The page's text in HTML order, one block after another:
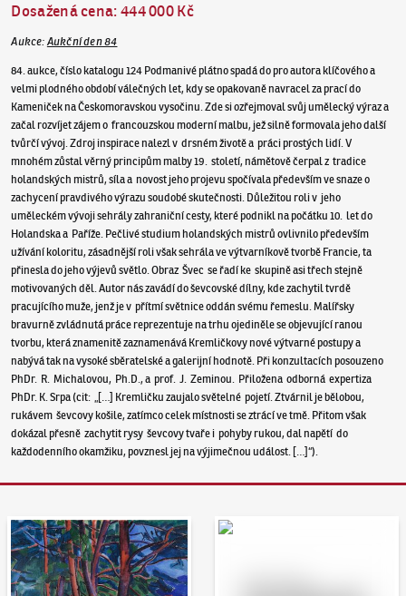
Dosažená cena:444 000 Kč
Aukce: Aukční den 84
84. aukce, číslo katalogu 124 Podmanivé plátno spadá do pro autora klíčového a
velmi plodného období válečných let, kdy se opakovaně navracel za prací do
Kameniček na Českomoravskou vysočinu. Zde si ozřejmoval svůj umělecký výraz a
začal rozvíjet zájem o francouzskou moderní malbu, jež silně formovala jeho další
tvůrčí vývoj. Zdroj inspirace nalezl v drsném životě a práci prostých lidí. V
mnohém zůstal věrný principům malby 19. století, námětově čerpal z tradice
holandských mistrů, síla a novost jeho projevu spočívala především ve snaze o
zachycení pravdivého výrazu soudobé skutečnosti. Důležitou roli v jeho
uměleckém vývoji sehrály zahraniční cesty, které podnikl na počátku 10. let do
Holandska a Paříže. Pečlivé studium holandských mistrů ovlivnilo především
užívání koloritu, zásadnější roli však sehrála ve výtvarníkově tvorbě Francie, ta
přinesla do jeho výjevů světlo. Obraz Švec se řadí ke skupině asi třech stejně
motivovaných děl. Autor nás zavádí do ševcovské dílny, kde zachytil tvrdě
pracujícího muže, jenž je v přítmí světnice oddán svému řemeslu. Malířsky
bravurně zvládnutá práce reprezentuje na trhu ojediněle se objevující ranou
tvorbu, která znamenitě zaznamenává Kremličkovy nové výtvarné postupy a
nabývá tak na vysoké sběratelské a galerijní hodnotě. Při konzultacích posouzeno
PhDr. R. Michalovou, Ph.D., a prof. J. Zeminou. Přiložena odborná expertiza
PhDr. K. Srpa (cit: „[…] Kremličku zaujalo světelné pojetí. Ztvárnil je bělobou,
rukávem ševcovy košile, zatímco celek místnosti se ztrácí ve tmě. Přitom však
dokázal přesně zachytit rysy ševcovy tvaře i pohyby rukou, dal napětí do
každodenního okamžiku, povznesl jej na výjimečnou událost. […]“).
Aukční den 95 Dražit online - Artslimit